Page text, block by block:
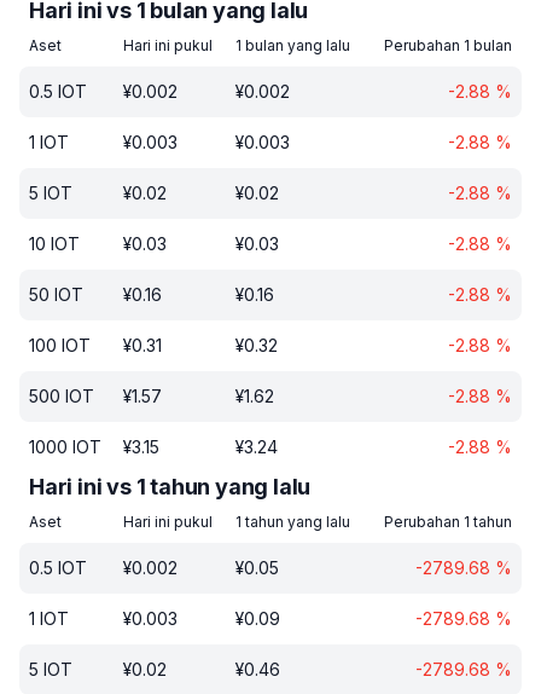
Hari ini vs 1 bulan yang lalu
Aset Hari ini pukul 1 bulan yang lalu Perubahan 1 bulan
0.5 IOT ¥0.002 ¥0.002 -2.88 %
1 IOT ¥0.003 ¥0.003 -2.88 %
5 IOT ¥0.02 ¥0.02 -2.88 %
10 IOT ¥0.03 ¥0.03 -2.88 %
50 IOT ¥0.16 ¥0.16 -2.88 %
100 IOT ¥0.31 ¥0.32 -2.88 %
500 IOT ¥1.57 ¥1.62 -2.88 %
1000 IOT ¥3.15 ¥3.24 -2.88 %
Hari ini vs 1 tahun yang lalu
Aset Hari ini pukul 1 tahun yang lalu Perubahan 1 tahun
0.5 IOT ¥0.002 ¥0.05 -2789.68 %
1 IOT ¥0.003 ¥0.09 -2789.68 %
5 IOT ¥0.02 ¥0.46 -2789.68 %